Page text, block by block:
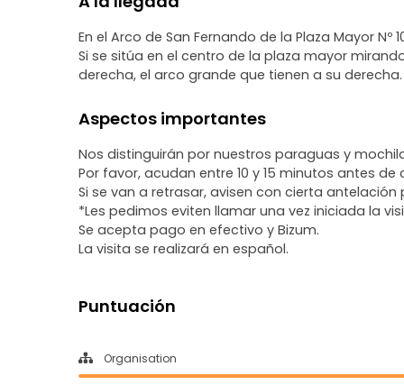
En el Arco de San Fernando de la Plaza Mayor
Si se sitúa en el centro de la plaza mayor
derecha, el arco grande que tienen a su
Aspectos importantes
Nos distinguirán por nuestros paraguas y
Por favor, acudan entre 10 y 15 minutos antes de
Si se van a retrasar, avisen con cierta antelación
*Les pedimos eviten llamar una vez iniciada la
Se acepta pago en efectivo y Bizum.
La visita se realizará en español.
Puntuación
Organisation